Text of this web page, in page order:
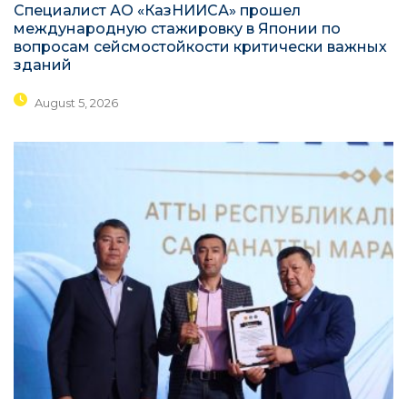
Специалист АО «КазНИИСА» прошел
международную стажировку в Японии по
вопросам сейсмостойкости критически важных
зданий
August 5, 2026